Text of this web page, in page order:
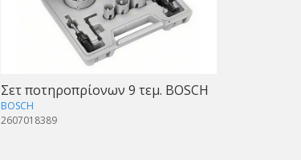
Σετ ποτηροπρίονων 9 τεμ. BOSCH
BOSCH
2607018389